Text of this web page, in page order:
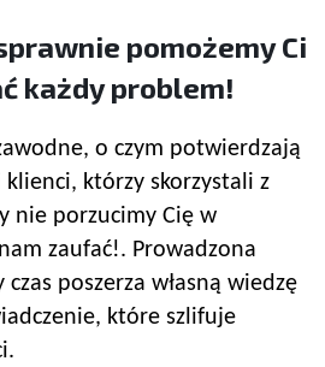
pomożemy Ci
każdy problem!
o czym potwierdzają
którzy skorzystali z
nie porzucimy Cię w
zaufać!. Prowadzona
czas poszerza własną wiedzę
które szlifuje